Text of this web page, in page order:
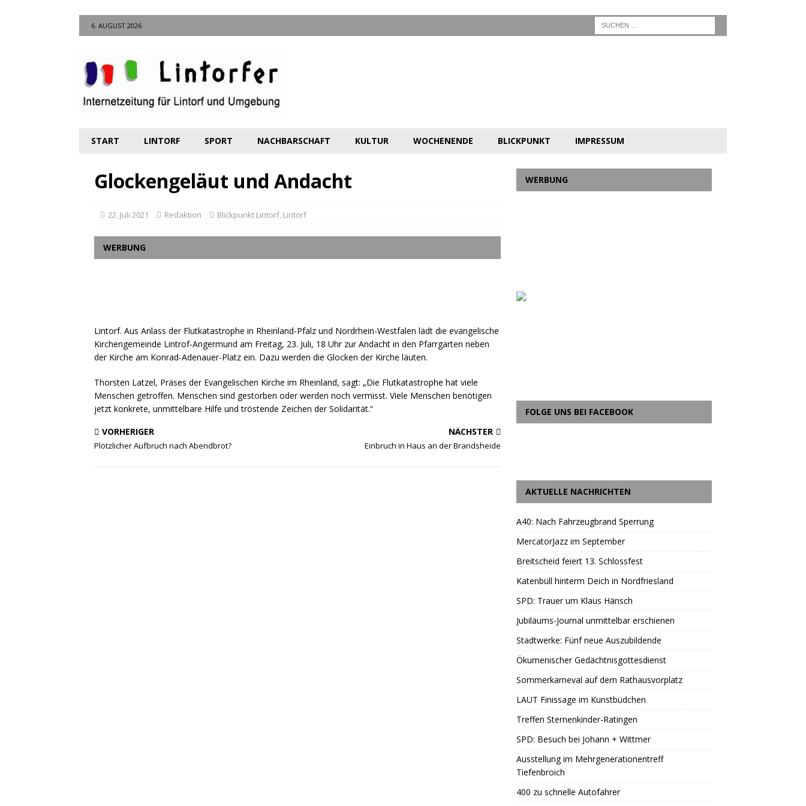
6. AUGUST 2026
START LINTORF SPORT NACHBARSCHAFT KULTUR WOCHENENDE BLICKPUNKT IMPRESSUM
Glockengeläut und Andacht
22. Juli 2021 Redaktion Blickpunkt Lintorf, Lintorf
WERBUNG
Lintorf. Aus Anlass der Flutkatastrophe in Rheinland-Pfalz und Nordrhein-Westfalen lädt die evangelische
Kirchengemeinde Lintrof-Angermund am Freitag, 23. Juli, 18 Uhr zur Andacht in den Pfarrgarten neben
der Kirche am Konrad-Adenauer-Platz ein. Dazu werden die Glocken der Kirche läuten.
Thorsten Latzel, Präses der Evangelischen Kirche im Rheinland, sagt: „Die Flutkatastrophe hat viele
Menschen getroffen. Menschen sind gestorben oder werden noch vermisst. Viele Menschen benötigen
jetzt konkrete, unmittelbare Hilfe und tröstende Zeichen der Solidarität.“
VORHERIGER
Plötzlicher Aufbruch nach Abendbrot?
NÄCHSTER
Einbruch in Haus an der Brandsheide
WERBUNG
FOLGE UNS BEI FACEBOOK
AKTUELLE NACHRICHTEN
A40: Nach Fahrzeugbrand Sperrung
MercatorJazz im September
Breitscheid feiert 13. Schlossfest
Katenbüll hinterm Deich in Nordfriesland
SPD: Trauer um Klaus Hänsch
Jubiläums-Journal unmittelbar erschienen
Stadtwerke: Fünf neue Auszubildende
Ökumenischer Gedächtnisgottesdienst
Sommerkarneval auf dem Rathausvorplatz
LAUT Finissage im Kunstbüdchen
Treffen Sternenkinder-Ratingen
SPD: Besuch bei Johann + Wittmer
Ausstellung im Mehrgenerationentreff
Tiefenbroich
400 zu schnelle Autofahrer